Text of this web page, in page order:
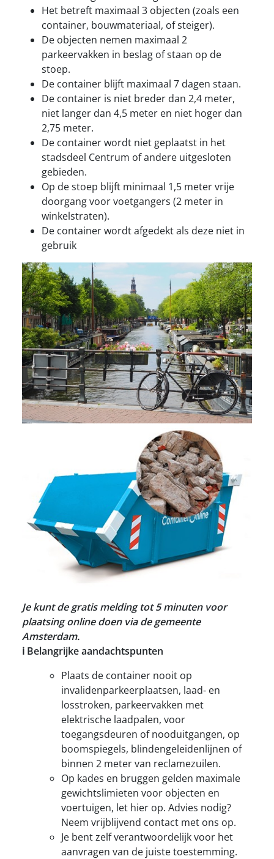
Het betreft maximaal 3 objecten (zoals een
container, bouwmateriaal, of steiger).
De objecten nemen maximaal 2
parkeervakken in beslag of staan op de
stoep.
De container blijft maximaal 7 dagen staan.
De container is niet breder dan 2,4 meter,
niet langer dan 4,5 meter en niet hoger dan
2,75 meter.
De container wordt niet geplaatst in het
stadsdeel Centrum of andere uitgesloten
gebieden.
Op de stoep blijft minimaal 1,5 meter vrije
doorgang voor voetgangers (2 meter in
winkelstraten).
De container wordt afgedekt als deze niet in
gebruik
Je kunt de gratis melding tot 5 minuten voor
plaatsing online doen via de gemeente
Amsterdam.
ℹ️ Belangrijke aandachtspunten
Plaats de container nooit op
invalidenparkeerplaatsen, laad- en
losstroken, parkeervakken met
elektrische laadpalen, voor
toegangsdeuren of nooduitgangen, op
boomspiegels, blindengeleidenlijnen of
binnen 2 meter van reclamezuilen.
Op kades en bruggen gelden maximale
gewichtslimieten voor objecten en
voertuigen, let hier op. Advies nodig?
Neem vrijblijvend contact met ons op.
Je bent zelf verantwoordelijk voor het
aanvragen van de juiste toestemming.